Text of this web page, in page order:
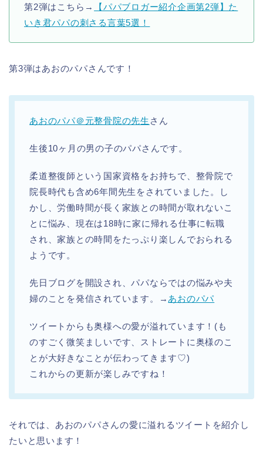
第2弾はこちら→
【パパブロガー紹介企画第2弾】た
いき君パパの刺さる言葉5選！
第3弾はあおのパパさんです！
あおのパパ＠元整骨院の先生 さん
生後10ヶ月の男の子のパパさんです。
柔道整復師という国家資格をお持ちで、整骨院で
院長時代も含め6年間先生をされていました。し
かし、労働時間が長く家族との時間が取れないこ
とに悩み、現在は18時に家に帰れる仕事に転職
され、家族との時間をたっぷり楽しんでおられる
ようです。
先日ブログを開設され、パパならではの悩みや夫
婦のことを発信されています。→ あおのパパ
ツイートからも奥様への愛が溢れています！(も
のすごく微笑ましいです、ストレートに奥様のこ
とが大好きなことが伝わってきます♡)
これからの更新が楽しみですね！
それでは、あおのパパさんの愛に溢れるツイートを紹介し
たいと思います！